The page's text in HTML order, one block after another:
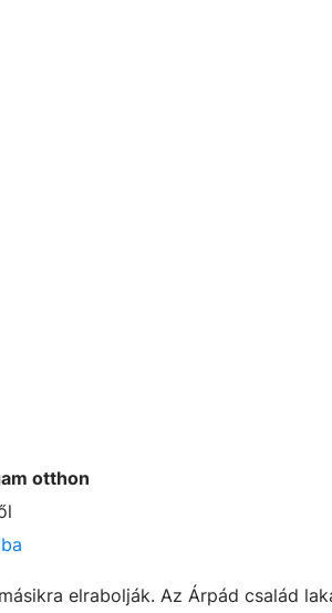
otthon
elrabolják. Az Árpád család